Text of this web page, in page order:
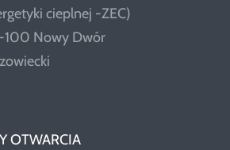
cieplnej -ZEC)
Nowy Dwór
OTWARCIA